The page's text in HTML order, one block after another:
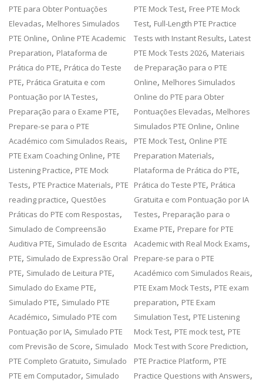
PTE para Obter Pontuações
Elevadas, Melhores Simulados
PTE Online, Online PTE Academic
Preparation, Plataforma de
Prática do PTE, Prática do Teste
PTE, Prática Gratuita e com
Pontuação por IA Testes,
Preparação para o Exame PTE,
Prepare-se para o PTE
Académico com Simulados Reais,
PTE Exam Coaching Online, PTE
Listening Practice, PTE Mock
Tests, PTE Practice Materials, PTE
reading practice, Questões
Práticas do PTE com Respostas,
Simulado de Compreensão
Auditiva PTE, Simulado de Escrita
PTE, Simulado de Expressão Oral
PTE, Simulado de Leitura PTE,
Simulado do Exame PTE,
Simulado PTE, Simulado PTE
Académico, Simulado PTE com
Pontuação por IA, Simulado PTE
com Previsão de Score, Simulado
PTE Completo Gratuito, Simulado
PTE em Computador, Simulado
PTE Mock Test, Free PTE Mock
Test, Full-Length PTE Practice
Tests with Instant Results, Latest
PTE Mock Tests 2026, Materiais
de Preparação para o PTE
Online, Melhores Simulados
Online do PTE para Obter
Pontuações Elevadas, Melhores
Simulados PTE Online, Online
PTE Mock Test, Online PTE
Preparation Materials,
Plataforma de Prática do PTE,
Prática do Teste PTE, Prática
Gratuita e com Pontuação por IA
Testes, Preparação para o
Exame PTE, Prepare for PTE
Academic with Real Mock Exams,
Prepare-se para o PTE
Académico com Simulados Reais,
PTE Exam Mock Tests, PTE exam
preparation, PTE Exam
Simulation Test, PTE Listening
Mock Test, PTE mock test, PTE
Mock Test with Score Prediction,
PTE Practice Platform, PTE
Practice Questions with Answers,